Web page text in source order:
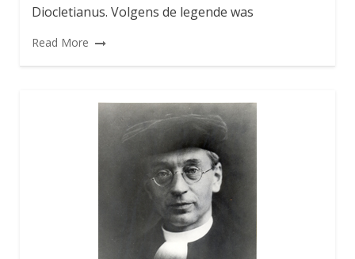
Diocletianus. Volgens de legende was
Read More